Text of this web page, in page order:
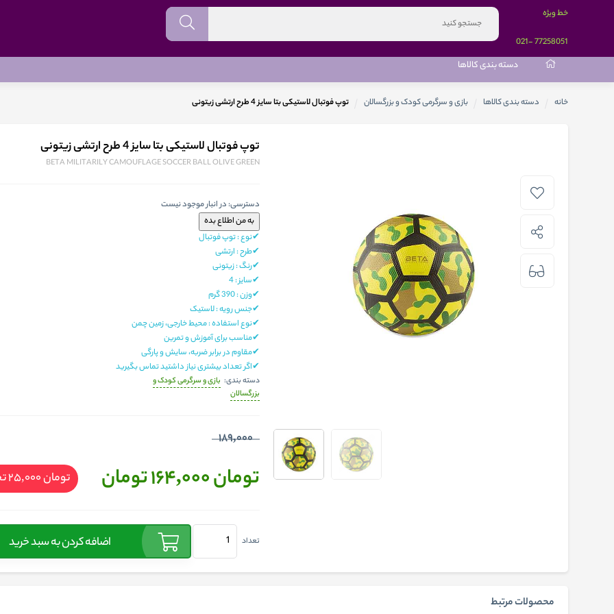
خط ویژه
77258051
-021
دسته بندی کالاها
خانه دسته بندی کالاها بازی و سرگرمی کودک و بزرگسالان توپ فوتبال لاستیکی بتا سایز 4 طرح ارتشی زیتونی
توپ فوتبال لاستیکی بتا سایز 4 طرح ارتشی زیتونی
BETA MILITARILY CAMOUFLAGE SOCCER BALL OLIVE GREEN
دسترسی: در انبار موجود نیست
✔نوع : توپ فوتبال
✔طرح : ارتشی
✔رنگ : زیتونی
✔سایز:
4
✔وزن: 390 گرم
✔جنس رویه : لاستیک
✔نوع استفاده :محیط خارجی، زمین چمن
✔مناسب برای آموزش و تمرین
✔مقاوم در برابر ضربه، سایش و پارگی
✔اگر تعداد بیشتری نیاز داشتید تماس بگیرید
دسته بندی: بازی و سرگرمی کودک و
بزرگسالان
189,000
تومان 164,000 تومان تومان 25,000
تعداد اضافه کردن به سبد خرید
محصولات مرتبط